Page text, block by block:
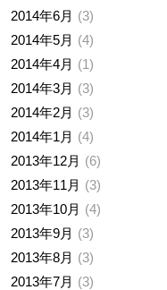
2014年6月
3
2014年5月
4
2014年4月
1
2014年3月
3
2014年2月
3
2014年1月
4
2013年12月
6
2013年11月
3
2013年10月
4
2013年9月
3
2013年8月
3
2013年7月
3